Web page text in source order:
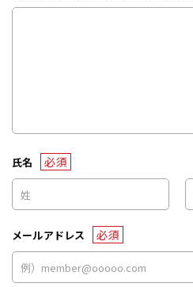
氏名 必須
メールアドレス 必須